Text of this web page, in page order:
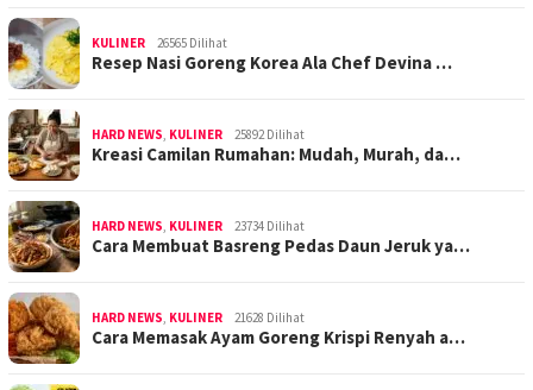
KULINER 26565 Dilihat
Resep Nasi Goreng Korea Ala Chef Devina …
HARD NEWS, KULINER 25892 Dilihat
Kreasi Camilan Rumahan: Mudah, Murah, da…
HARD NEWS, KULINER 23734 Dilihat
Cara Membuat Basreng Pedas Daun Jeruk ya…
HARD NEWS, KULINER 21628 Dilihat
Cara Memasak Ayam Goreng Krispi Renyah a…